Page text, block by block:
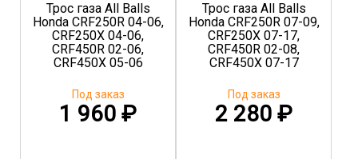
Трос газа All Balls
Honda CRF250R 04-06,
CRF250X 04-06,
CRF450R 02-06,
CRF450X 05-06
1 960 ₽
Под заказ
Трос газа All Balls
Honda CRF250R 07-09,
CRF250X 07-17,
CRF450R 02-08,
CRF450X 07-17
2 280₽
Под заказ